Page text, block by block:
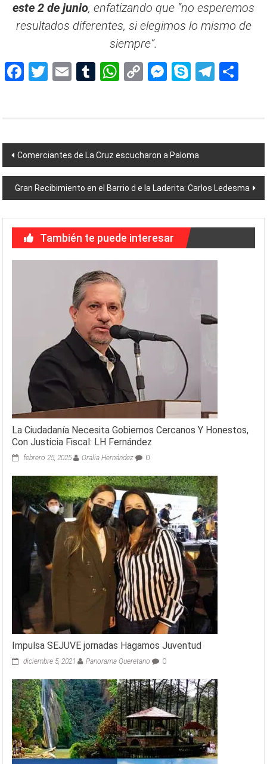
este 2 de junio, enfatizando que “no esperemos
resultados diferentes, si elegimos lo mismo de
siempre”.
Facebook
Twitter
EmailTumblr
WhatsApp
CopyMessenger
Skype
Navegación
de
entradas
Comerciantes de La Cruz escucharon a Paloma
Gran Recibimiento en el Barrio d e la Laderita: Carlos Ledesma
También te puede interesar
La Ciudadanía Necesita Gobiernos Cercanos Y Honestos,
Con Justicia Fiscal: LH Fernández
febrero 25, 2025 Oralia Hernández 0
Impulsa SEJUVE jornadas Hagamos Juventud
diciembre 5, 2021 Panorama Queretano 0